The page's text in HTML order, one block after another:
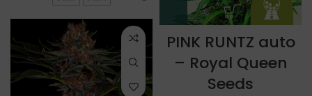
PINK RUNTZ auto
– Royal Queen
Seeds